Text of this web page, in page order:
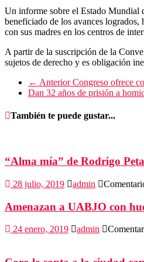
Un informe sobre el Estado Mundial
beneficiado de los avances logrados,
con sus madres en los centros de
A partir de la suscripción de la
sujetos de derecho y es obligación
← AnteriorCongreso ofrece
Dan 32 años de prisión a
También te puede gustar...
“Alma mía” de Rodrigo
28 julio, 2019 admin
Amenazan a UABJO con
24 enero, 2019 admin